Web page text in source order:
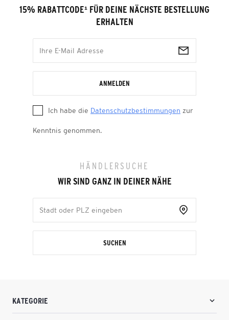
15% RABATTCODE¹ FÜR DEINE NÄCHSTE BESTELLUNG
ERHALTEN
ANMELDEN
Ich habe die Datenschutzbestimmungen zur
Kenntnis genommen.
HÄNDLERSUCHE
WIR SIND GANZ IN DEINER NÄHE
SUCHEN
KATEGORIE